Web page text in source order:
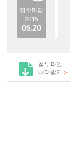
접수마감
2015
05.20
첨부파일
내려받기 >